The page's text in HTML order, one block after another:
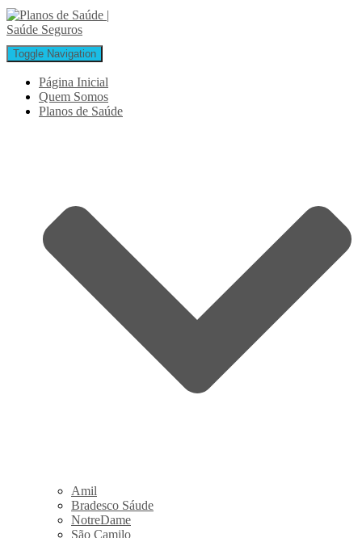
Toggle Navigation
Página Inicial
Quem Somos
Planos de Saúde
Amil
Bradesco Sáude
NotreDame
São Camilo